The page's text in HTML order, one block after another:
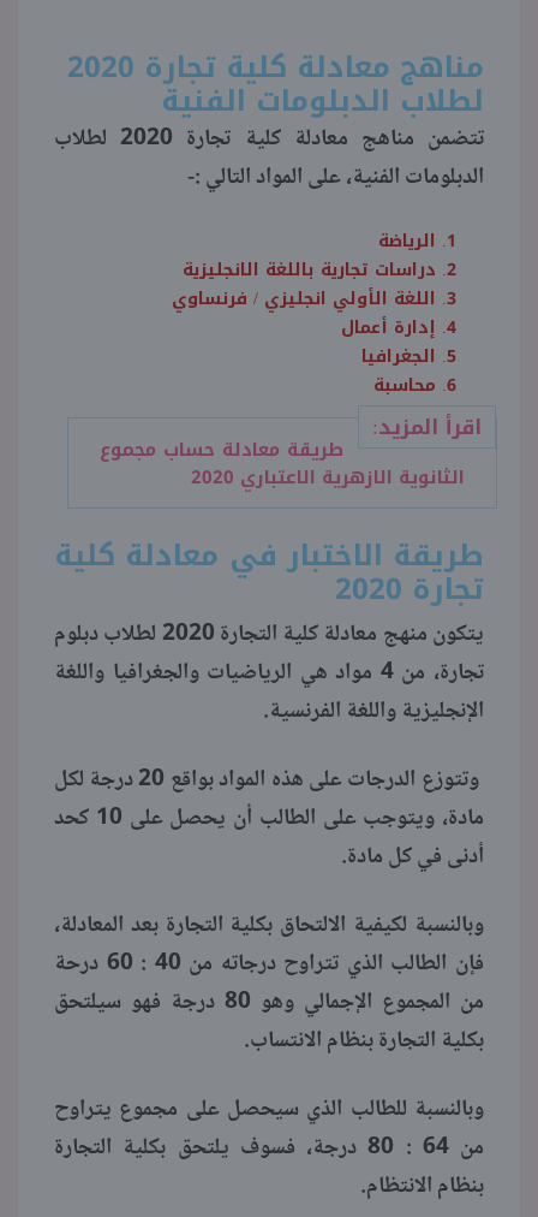
مناهج معادلة كلية تجارة 2020
لطلاب الدبلومات الفنية
تتضمن مناهج معادلة كلية تجارة 2020 لطلاب
الدبلومات الفنية، على المواد التالي :-
الرياضة
دراسات تجارية باللغة الانجليزية
اللغة الأولي انجليزي / فرنساوي
إدارة أعمال
الجغرافيا
محاسبة
اقرأ المزيد:
طريقة معادلة حساب مجموع
الثانوية الازهرية الاعتباري 2020
طريقة الاختبار في معادلة كلية
تجارة 2020
يتكون منهج معادلة كلية التجارة 2020 لطلاب دبلوم
تجارة، من 4 مواد هي الرياضيات والجغرافيا واللغة
الإنجليزية واللغة الفرنسية.
وتتوزع الدرجات على هذه المواد بواقع 20 درجة لكل
مادة، ويتوجب على الطالب أن يحصل على 10 كحد
أدنى في كل مادة.
وبالنسبة لكيفية الالتحاق بكلية التجارة بعد المعادلة،
فإن الطالب الذي تتراوح درجاته من 40 : 60 درحة
من المجموع الإجمالي وهو 80 درجة فهو سيلتحق
بكلية التجارة بنظام الانتساب.
وبالنسبة للطالب الذي سيحصل على مجموع يتراوح
من 64 : 80 درجة، فسوف يلتحق بكلية التجارة
بنظام الانتظام.